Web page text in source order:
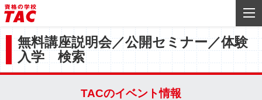
無料講座説明会／公開セミナー／体験
入学 検索
TACのイベント情報